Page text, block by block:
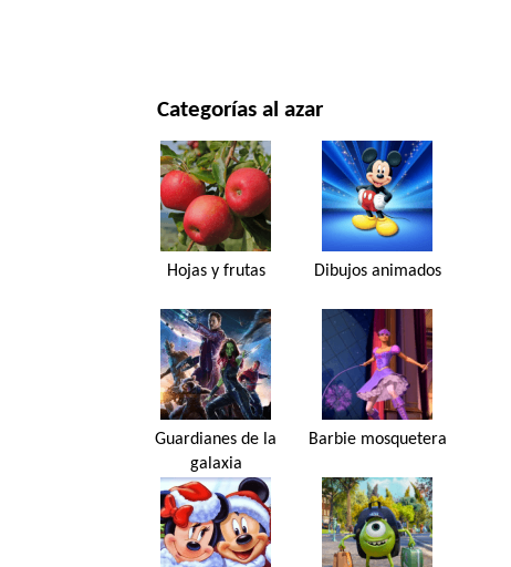
Categorías al azar
Hojas y frutas Dibujos animados
Guardianes de la
galaxia
Barbie mosquetera